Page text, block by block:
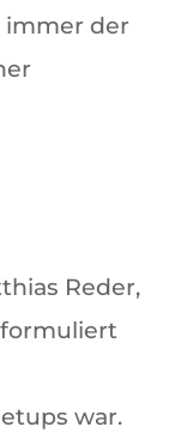
der
Reder,
war.